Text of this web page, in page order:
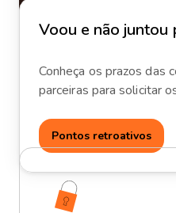
Voou e não juntou
Conheça os prazos das
parceiras para solicitar
Pontos retroativos